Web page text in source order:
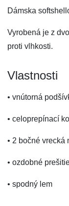
Dámska
Vyrobená je z
proti vlhkosti.
Vlastnosti
• vnútorná
• celoprepínací
• 2 bočné vrecká
• ozdobné
• spodný lem